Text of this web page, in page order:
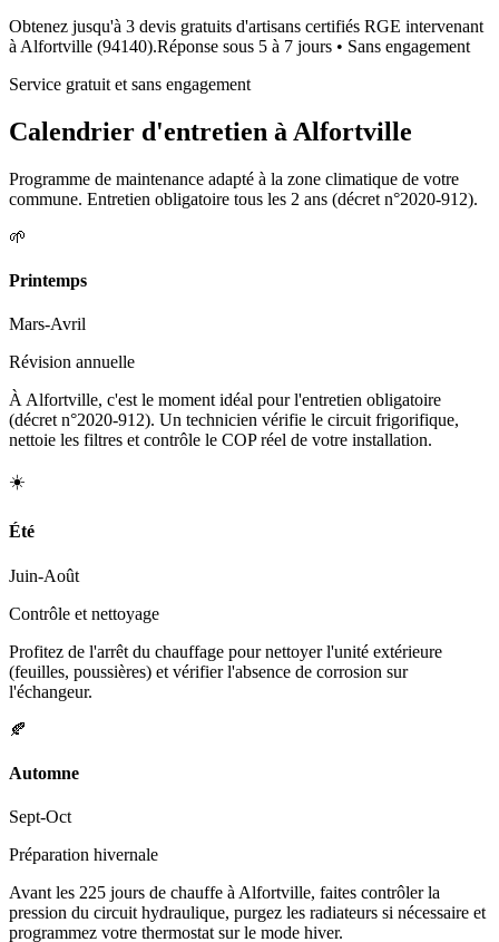
Obtenez jusqu'à 3 devis gratuits d'artisans certifiés RGE intervenant
à Alfortville (94140).Réponse sous 5 à 7 jours • Sans engagement
Service gratuit et sans engagement
Calendrier d'entretien à Alfortville
Programme de maintenance adapté à la zone climatique de votre
commune. Entretien obligatoire tous les 2 ans (décret n°2020-912).
🌱
Printemps
Mars-Avril
Révision annuelle
À Alfortville, c'est le moment idéal pour l'entretien obligatoire
(décret n°2020-912). Un technicien vérifie le circuit frigorifique,
nettoie les filtres et contrôle le COP réel de votre installation.
☀️
Été
Juin-Août
Contrôle et nettoyage
Profitez de l'arrêt du chauffage pour nettoyer l'unité extérieure
(feuilles, poussières) et vérifier l'absence de corrosion sur
l'échangeur.
🍂
Automne
Sept-Oct
Préparation hivernale
Avant les 225 jours de chauffe à Alfortville, faites contrôler la
pression du circuit hydraulique, purgez les radiateurs si nécessaire et
programmez votre thermostat sur le mode hiver.